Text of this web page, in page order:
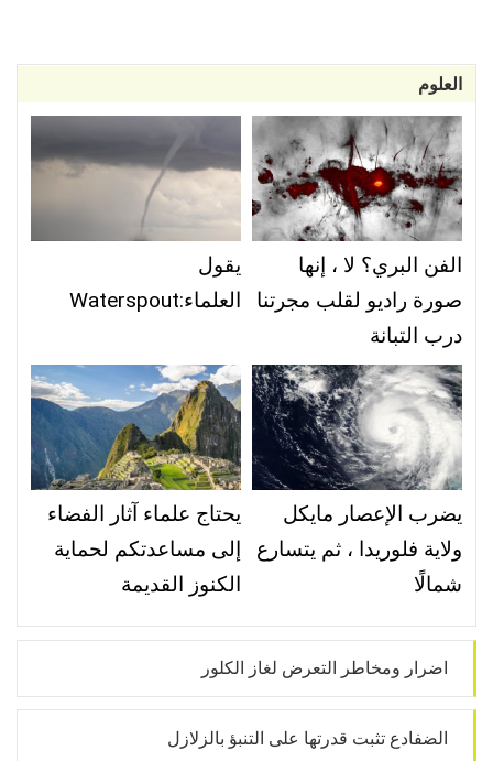
العلوم
الفن البري؟ لا ، إنها
صورة راديو لقلب مجرتنا
درب التبانة
يقول
العلماء:Waterspout
يضرب الإعصار مايكل
ولاية فلوريدا ، ثم يتسارع
شمالًا
يحتاج علماء آثار الفضاء
إلى مساعدتكم لحماية
الكنوز القديمة
اضرار ومخاطر التعرض لغاز الكلور
الضفادع تثبت قدرتها على التنبؤ بالزلازل